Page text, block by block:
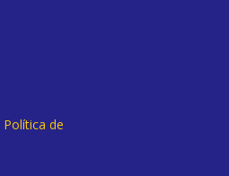
Política de